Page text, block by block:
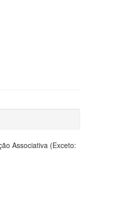
Associativa (Exceto: